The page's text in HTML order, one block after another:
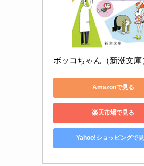
ボッコちゃん（新潮文庫
Amazonで見る
楽天市場で見る
Yahoo!ショッピングで